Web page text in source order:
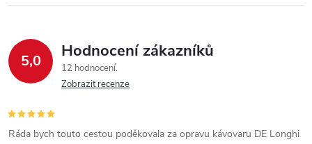
5,0 Hodnocení zákazníků
12 hodnocení
Zobrazit recenze
Ráda bych touto cestou poděkovala za opravu kávovaru DE Longhi